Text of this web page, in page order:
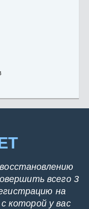
всего 3
на
которой у вас